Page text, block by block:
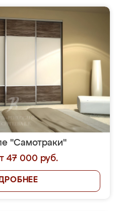
"Самотраки"
47 000 руб.